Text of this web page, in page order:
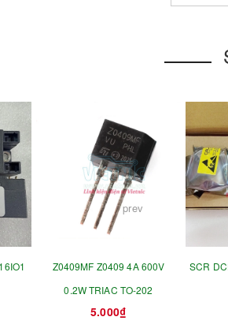
Z0409MF Z0409 4A 600V
0.2W TRIAC TO-202
5.000₫
SCR
prev